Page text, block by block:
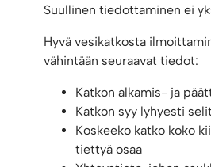
Suullinen tiedottaminen ei
Hyvä vesikatkosta
vähintään seuraavat tiedot:
Katkon alkamis- ja
Katkon syy lyhyesti
Koskeeko katko koko
tiettyä osaa